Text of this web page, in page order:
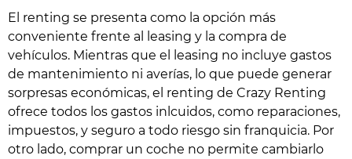
El renting se presenta como la opción más
conveniente frente al leasing y la compra de
vehículos. Mientras que el leasing no incluye gastos
de mantenimiento ni averías, lo que puede generar
sorpresas económicas, el renting de Crazy Renting
ofrece todos los gastos inlcuidos, como reparaciones,
impuestos, y seguro a todo riesgo sin franquicia. Por
otro lado, comprar un coche no permite cambiarlo